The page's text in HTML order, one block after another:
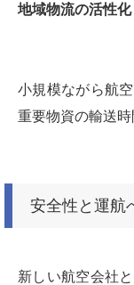
地域物流の活性化
小規模ながら航
重要物資の輸送時
安全性と運航
新しい航空会社